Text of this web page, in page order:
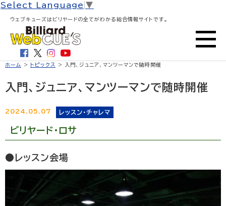
Select Language ▼
ウェブキューズはビリヤードの全てがわかる総合情報サイトです。
ホーム > トピックス > 入門、ジュニア、マンツーマンで随時開催
入門、ジュニア、マンツーマンで随時開催
2024.05.07 レッスン・チャレマ
ビリヤード・ロサ
●レッスン会場